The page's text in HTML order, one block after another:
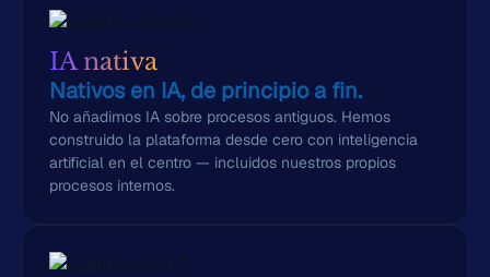
IA nativa
Nativos en IA, de principio a fin.
No añadimos IA sobre procesos antiguos. Hemos
construido la plataforma desde cero con inteligencia
artificial en el centro — incluidos nuestros propios
procesos internos.